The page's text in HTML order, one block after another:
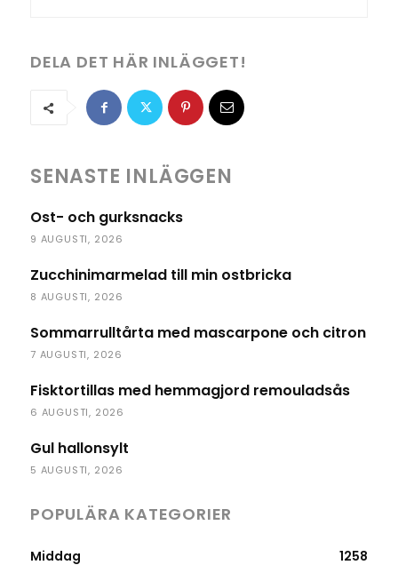
DELA DET HÄR INLÄGGET!
SENASTE INLÄGGEN
Ost- och gurksnacks
9 AUGUSTI, 2026
Zucchinimarmelad till min ostbricka
8 AUGUSTI, 2026
Sommarrulltårta med mascarpone och citron
7 AUGUSTI, 2026
Fisktortillas med hemmagjord remouladsås
6 AUGUSTI, 2026
Gul hallonsylt
5 AUGUSTI, 2026
POPULÄRA KATEGORIER
Middag
1258